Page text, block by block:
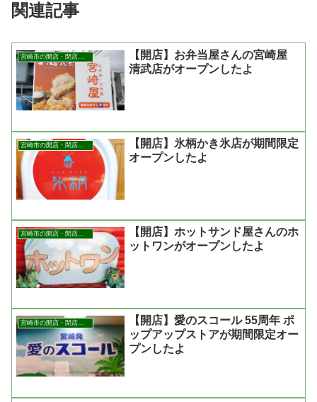
関連記事
【開店】お弁当屋さんの宮崎屋
清武店がオープンしたよ
宮崎市の開店・閉店まとめ
【開店】氷柄かき氷店が期間限定
オープンしたよ
宮崎市の開店・閉店まとめ
【開店】ホットサンド屋さんのホ
ットワンがオープンしたよ
【開店】愛のスコール 55周年 ポ
ップアップストアが期間限定オー
プンしたよ